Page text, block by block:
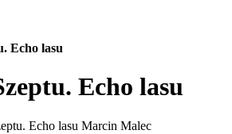
Echo lasu
Echo lasu